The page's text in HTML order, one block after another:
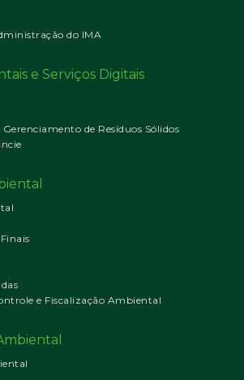
do IMA
e Serviços Digitais
Gerenciamento de Resíduos Sólidos
e Fiscalização Ambiental